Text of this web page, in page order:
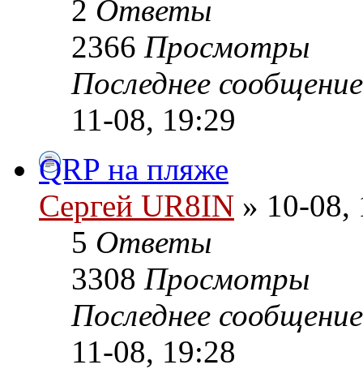
2 Ответы
2366 Просмотры
Последнее
11-08, 19:29
QRP на пляже
Сергей UR8IN » 10-08,
5 Ответы
3308 Просмотры
Последнее
11-08, 19:28